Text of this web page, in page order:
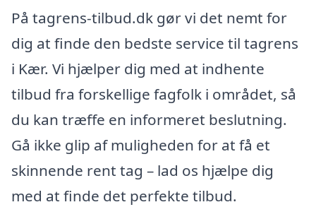
På tagrens-tilbud.dk gør vi det nemt for
dig at finde den bedste service til tagrens
i Kær. Vi hjælper dig med at indhente
tilbud fra forskellige fagfolk i området, så
du kan træffe en informeret beslutning.
Gå ikke glip af muligheden for at få et
skinnende rent tag – lad os hjælpe dig
med at finde det perfekte tilbud.